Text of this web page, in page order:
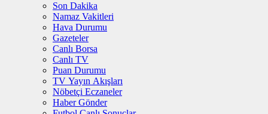
Son Dakika
Namaz Vakitleri
Hava Durumu
Gazeteler
Canlı Borsa
Canlı TV
Puan Durumu
TV Yayın Akışları
Nöbetçi Eczaneler
Haber Gönder